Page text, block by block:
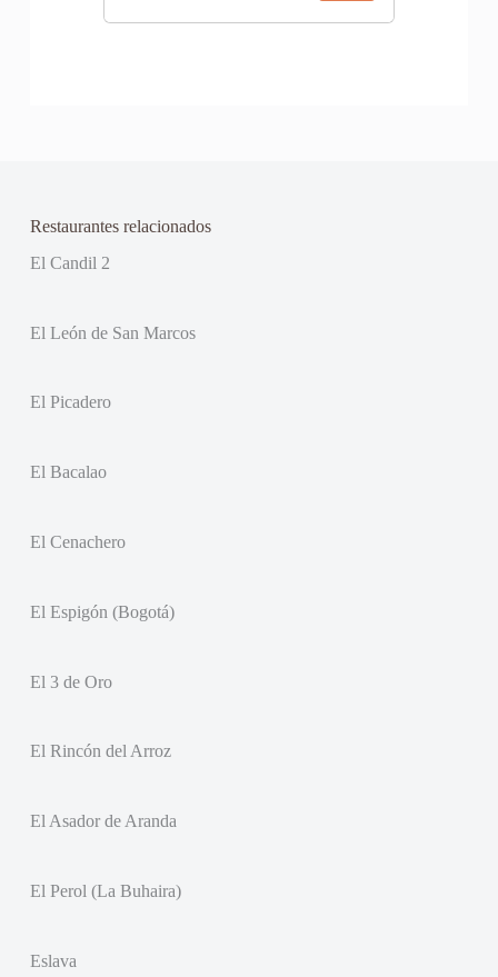
Restaurantes relacionados
El Candil 2
El León de San Marcos
El Picadero
El Bacalao
El Cenachero
El Espigón (Bogotá)
El 3 de Oro
El Rincón del Arroz
El Asador de Aranda
El Perol (La Buhaira)
Eslava